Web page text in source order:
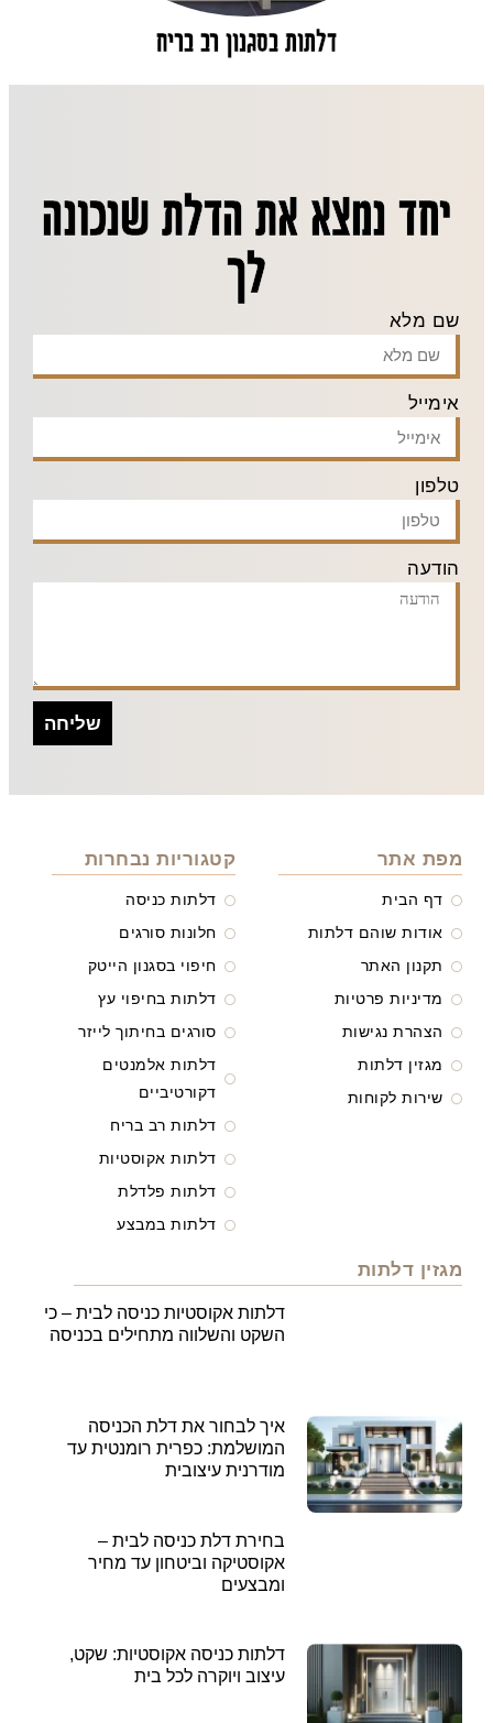
דלתות בסגנון רב בריח
יחד נמצא את הדלת שנכונה
לך
שם מלא
אימייל
טלפון
הודעה
שליחה
מפת אתר
דף הבית
אודות שוהם דלתות
תקנון האתר
מדיניות פרטיות
הצהרת נגישות
מגזין דלתות
שירות לקוחות
קטגוריות נבחרות
דלתות כניסה
חלונות סורגים
חיפוי בסגנון הייטק
דלתות בחיפוי עץ
סורגים בחיתוך לייזר
דלתות אלמנטים
דקורטיביים
דלתות רב בריח
דלתות אקוסטיות
דלתות פלדלת
דלתות במבצע
מגזין דלתות
דלתות אקוסטיות כניסה לבית – כי
השקט והשלווה מתחילים בכניסה
איך לבחור את דלת הכניסה
המושלמת: כפרית רומנטית עד
מודרנית עיצובית
בחירת דלת כניסה לבית –
אקוסטיקה וביטחון עד מחיר
ומבצעים
דלתות כניסה אקוסטיות: שקט,
עיצוב ויוקרה לכל בית